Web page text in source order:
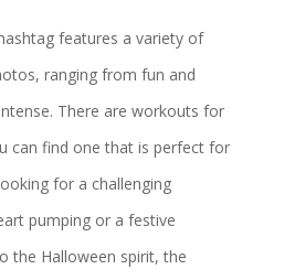
features a variety of
ranging from fun and
There are workouts for
can find one that is perfect for
for a challenging
pumping or a festive
the Halloween spirit, the